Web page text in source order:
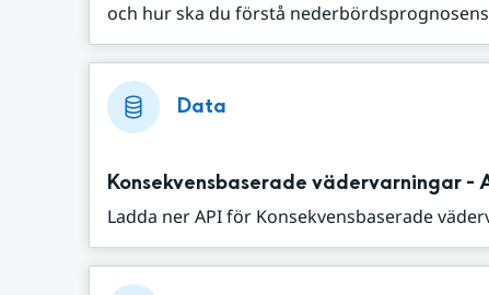
och hur ska du förstå
Data
Konsekvensbaserade vädervarningar -
Ladda ner API för Konsekvensbaserade